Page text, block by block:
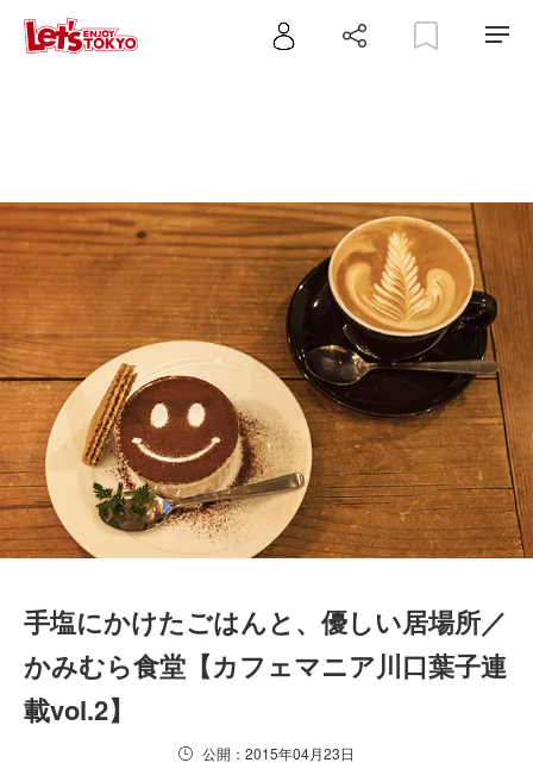
手塩にかけたごはんと、優しい居場所／
かみむら食堂【カフェマニア川口葉子連
載vol.2】
公開：2015年04月23日